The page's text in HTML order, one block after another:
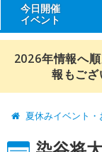
今日開催
イベント
2026年情報へ
報もござ
夏休みイベント